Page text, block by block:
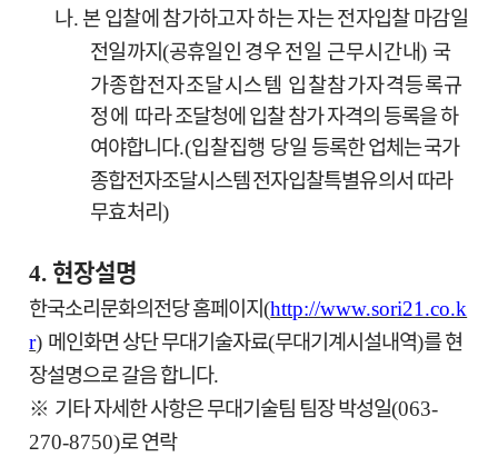
나. 본 입찰에 참가하고자 하는 자는 전자입찰 마감일
전일까지(공휴일인 경우전일 근무시간내) 국
가종합전자조달시스템 입찰참가자격등록규
정에 따라 조달청에 입찰 참가 자격의 등록을 하
여야합니다.(입찰집행 당일 등록한 업체는 국가
종합전자조달시스템 전자입찰특별유의서 따라
무효처리)
4. 현장설명
한국소리문화의전당 홈페이지(http://www.sori21.co.k
r) 메인화면상단 무대기술자료(무대기계시설내역)를 현
장설명으로 갈음 합니다.
※ 기타 자세한 사항은 무대기술팀 팀장 박성일(063-
270-8750)로 연락